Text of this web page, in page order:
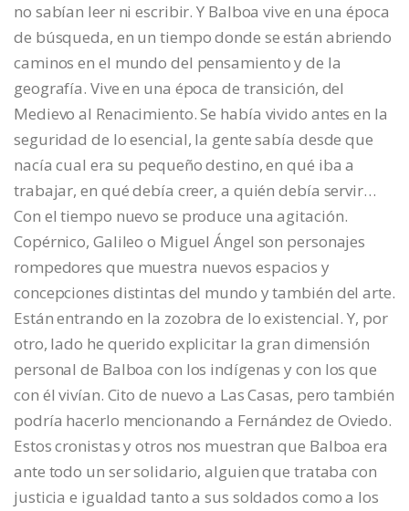
no sabían leer ni escribir. Y Balboa vive en una época
de búsqueda, en un tiempo donde se están abriendo
caminos en el mundo del pensamiento y de la
geografía. Vive en una época de transición, del
Medievo al Renacimiento. Se había vivido antes en la
seguridad de lo esencial, la gente sabía desde que
nacía cual era su pequeño destino, en qué iba a
trabajar, en qué debía creer, a quién debía servir…
Con el tiempo nuevo se produce una agitación.
Copérnico, Galileo o Miguel Ángel son personajes
rompedores que muestra nuevos espacios y
concepciones distintas del mundo y también del arte.
Están entrando en la zozobra de lo existencial. Y, por
otro, lado he querido explicitar la gran dimensión
personal de Balboa con los indígenas y con los que
con él vivían. Cito de nuevo a Las Casas, pero también
podría hacerlo mencionando a Fernández de Oviedo.
Estos cronistas y otros nos muestran que Balboa era
ante todo un ser solidario, alguien que trataba con
justicia e igualdad tanto a sus soldados como a los